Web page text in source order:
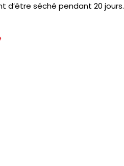
d’être séché pendant 20 jours.